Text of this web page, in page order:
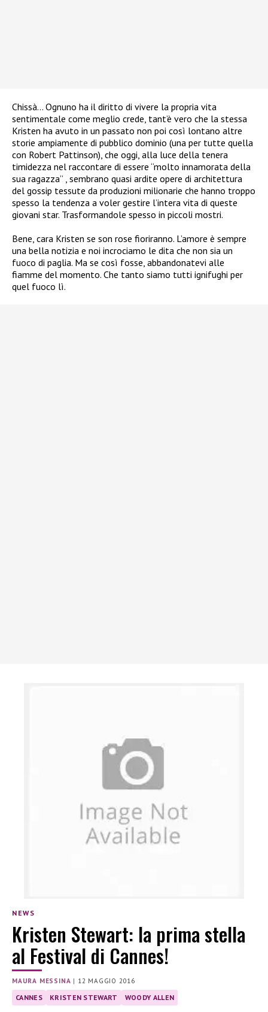
Chissà… Ognuno ha il diritto di vivere la propria vita
sentimentale come meglio crede, tant’è vero che la stessa
Kristen ha avuto in un passato non poi così lontano altre
storie ampiamente di pubblico dominio (una per tutte quella
con Robert Pattinson), che oggi, alla luce della tenera
timidezza nel raccontare di essere “molto innamorata della
sua ragazza” , sembrano quasi ardite opere di architettura
del gossip tessute da produzioni milionarie che hanno troppo
spesso la tendenza a voler gestire l’intera vita di queste
giovani star. Trasformandole spesso in piccoli mostri.
Bene, cara Kristen se son rose fioriranno. L’amore è sempre
una bella notizia e noi incrociamo le dita che non sia un
fuoco di paglia. Ma se così fosse, abbandonatevi alle
fiamme del momento. Che tanto siamo tutti ignifughi per
quel fuoco lì.
NEWS
Kristen Stewart: la prima stella
al Festival di Cannes!
MAURA MESSINA | 12 MAGGIO 2016
CANNES KRISTEN STEWART WOODY ALLEN